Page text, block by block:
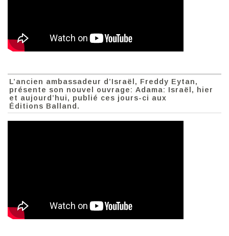
L’ancien ambassadeur d’Israël, Freddy Eytan,
présente son nouvel ouvrage: Adama: Israël, hier
et aujourd’hui, publié ces jours-ci aux
Éditions Balland.